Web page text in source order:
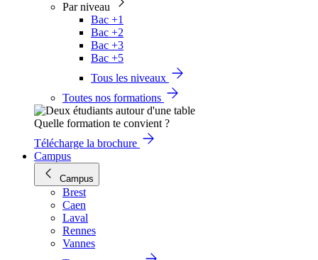
Par niveau
Bac +1
Bac +2
Bac +3
Bac +5
Tous les niveaux
Toutes nos formations
Quelle formation te convient ?
Télécharge la brochure
Campus
Campus
Brest
Caen
Laval
Rennes
Vannes